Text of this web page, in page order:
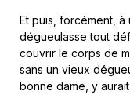
Et puis, forcément, à
dégueulasse tout
couvrir le corps de
sans un vieux
bonne dame, y